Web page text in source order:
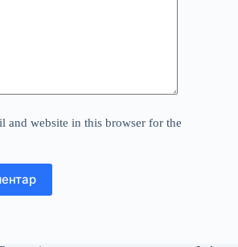
and website in this browser for the